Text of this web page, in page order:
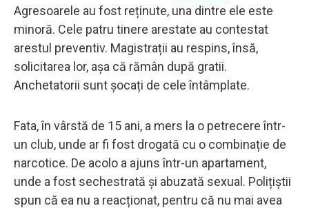
Agresoarele au fost reținute, una dintre ele este
minoră. Cele patru tinere arestate au contestat
arestul preventiv. Magistrații au respins, însă,
solicitarea lor, așa că rămân după gratii.
Anchetatorii sunt șocați de cele întâmplate.
Fata, în vârstă de 15 ani, a mers la o petrecere într-
un club, unde ar fi fost drogată cu o combinație de
narcotice. De acolo a ajuns într-un apartament,
unde a fost sechestrată și abuzată sexual. Polițiștii
spun că ea nu a reacționat, pentru că nu mai avea